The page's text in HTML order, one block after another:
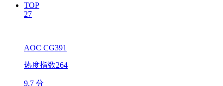
TOP
27
AOC CG391
热度指数264
9.7 分